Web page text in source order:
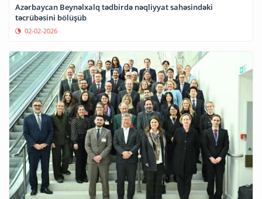
Azərbaycan Beynəlxalq tədbirdə nəqliyyat sahəsindəki
təcrübəsini bölüşüb
02-02-2026